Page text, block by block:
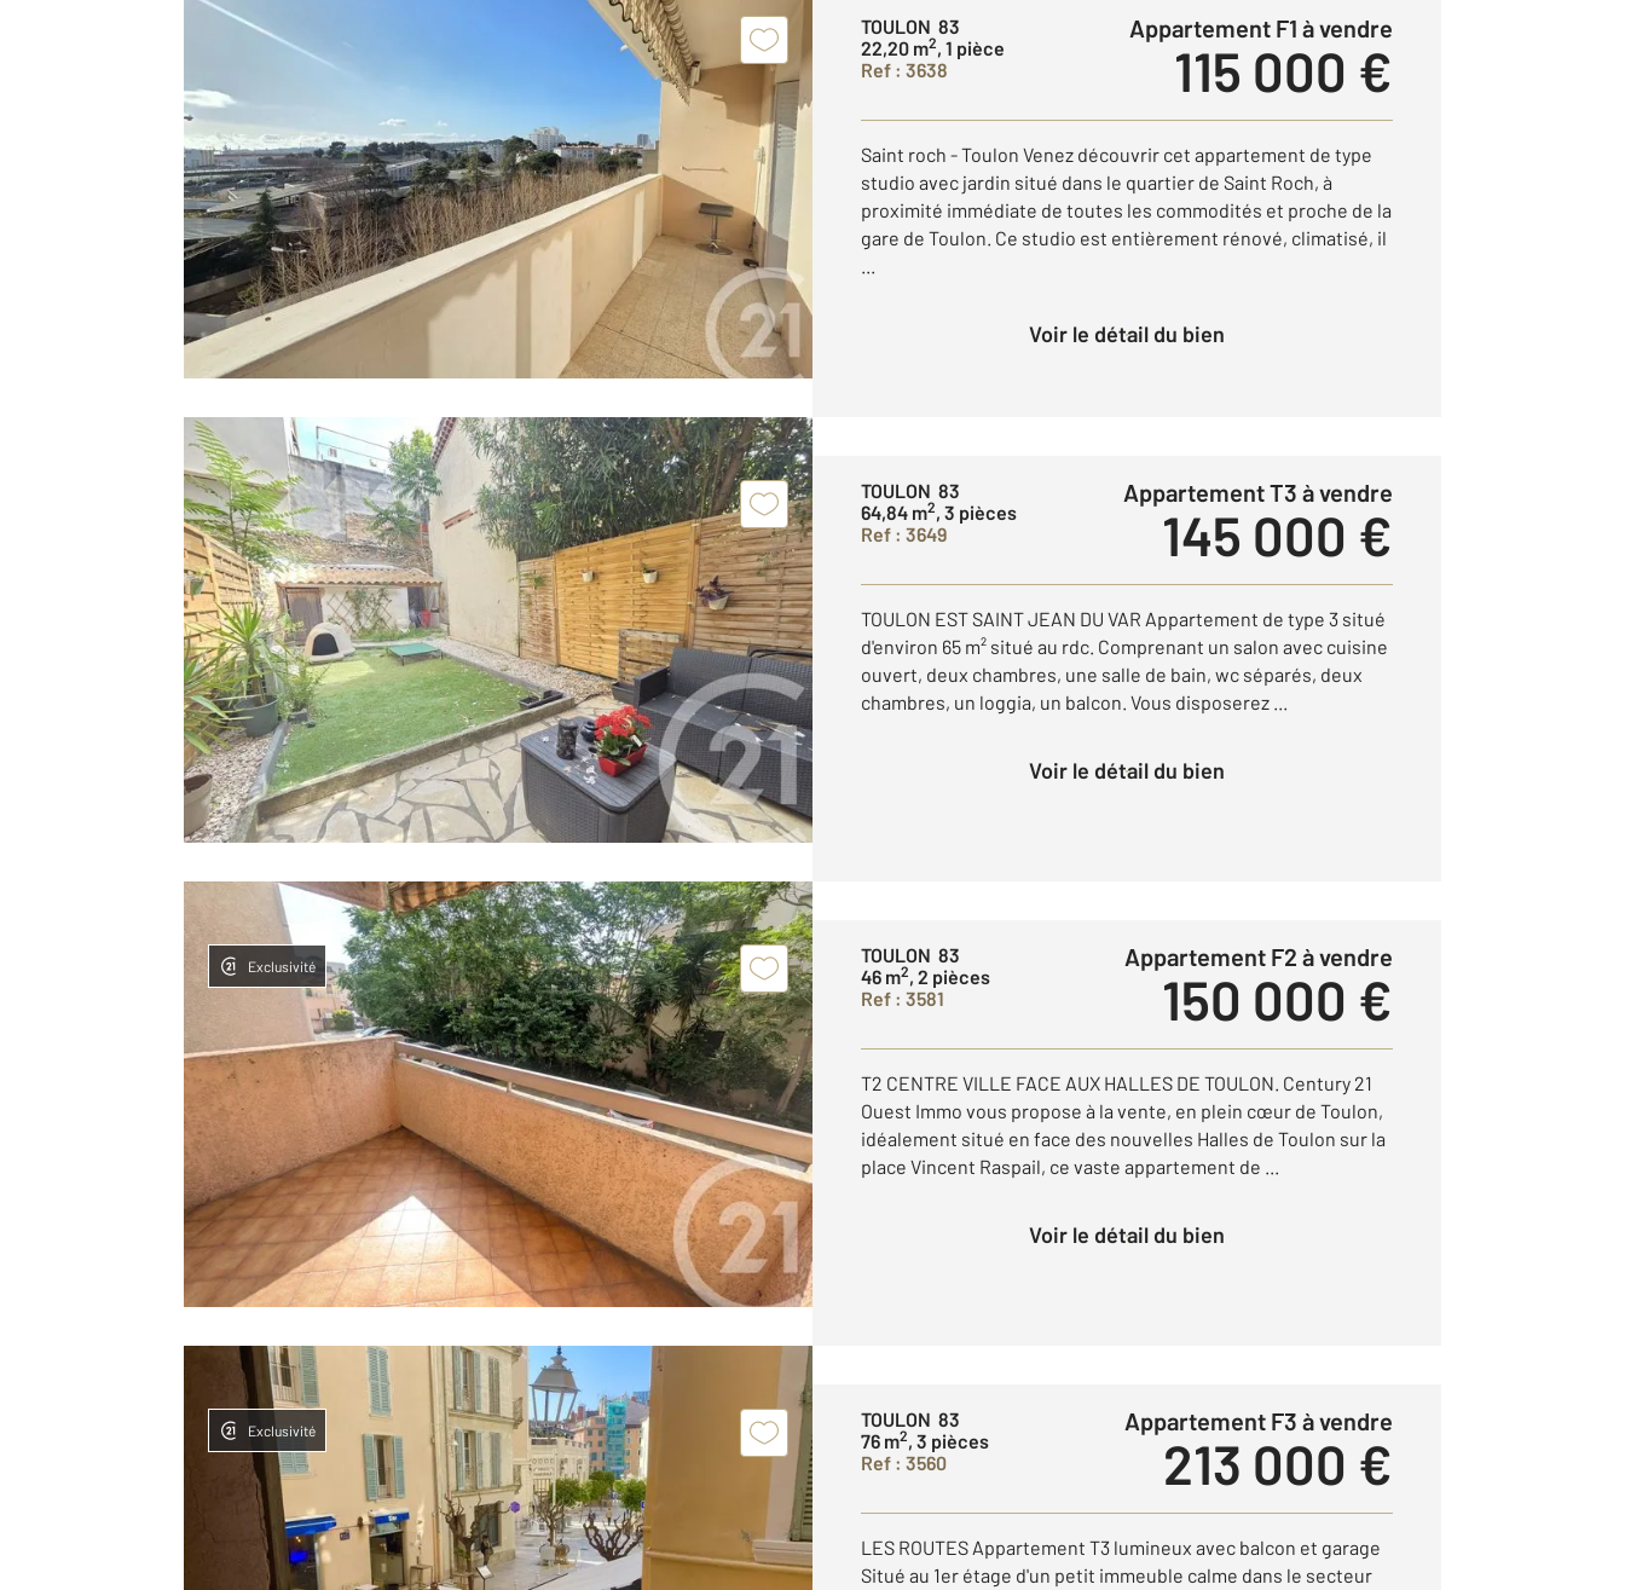
TOULON 83
22,20 m2, 1 pièce
Ref : 3638
Appartement F1 à vendre
115 000 €
Saint roch - Toulon Venez découvrir cet appartement de type
studio avec jardin situé dans le quartier de Saint Roch, à
proximité immédiate de toutes les commodités et proche de la
gare de Toulon. Ce studio est entièrement rénové, climatisé, il
...
Voir le détail du bien
TOULON 83
64,84 m2, 3 pièces
Ref : 3649
Appartement T3 à vendre
145 000 €
TOULON EST SAINT JEAN DU VAR Appartement de type 3 situé
d'environ 65 m² situé au rdc. Comprenant un salon avec cuisine
ouvert, deux chambres, une salle de bain, wc séparés, deux
chambres, un loggia, un balcon. Vous disposerez ...
Voir le détail du bien
Exclusivité
TOULON 83
46 m2, 2 pièces
Ref : 3581
Appartement F2 à vendre
150 000 €
T2 CENTRE VILLE FACE AUX HALLES DE TOULON. Century 21
Ouest Immo vous propose à la vente, en plein cœur de Toulon,
idéalement situé en face des nouvelles Halles de Toulon sur la
place Vincent Raspail, ce vaste appartement de ...
Voir le détail du bien
Exclusivité
TOULON 83
76 m2, 3 pièces
Ref : 3560
Appartement F3 à vendre
213 000 €
LES ROUTES Appartement T3 lumineux avec balcon et garage
Situé au 1er étage d'un petit immeuble calme dans le secteur